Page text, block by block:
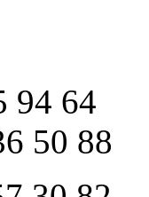
94 64
50 88